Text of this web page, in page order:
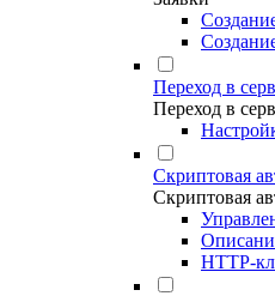
Переход в
Переход в
Скриптовая
Скриптовая
HTTP-